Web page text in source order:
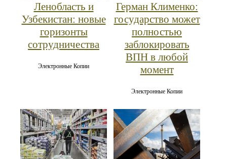
Ленобласть и
Узбекистан: новые
горизонты
сотрудничества
Электронные Копии
Герман Клименко:
государство может
полностью
заблокировать
ВПН в любой
момент
Электронные Копии